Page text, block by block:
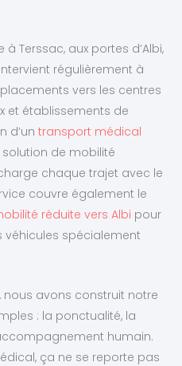
Terssac, aux portes d’Albi,
régulièrement à
vers les centres
et établissements de
d’un transport médical
solution de mobilité
chaque trajet avec le
couvre également le
réduite vers Albi pour
spécialement
nous avons construit notre
: la ponctualité, la
humain.
ça ne se reporte pas